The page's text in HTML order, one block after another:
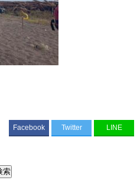
Facebook Twitter LINE
索